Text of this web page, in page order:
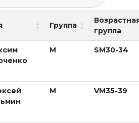
Группа
группа
М SM30-34
М VM35-39